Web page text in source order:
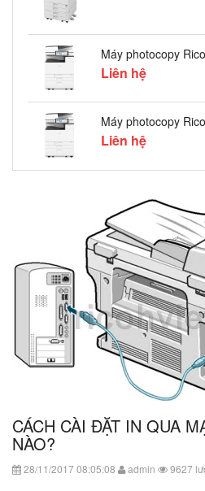
Máy photocopy
Liên hệ
Máy photocopy
Liên hệ
CÁCH CÀI ĐẶT IN QUA
NÀO?
28/11/2017 08:05:08 admin 9627